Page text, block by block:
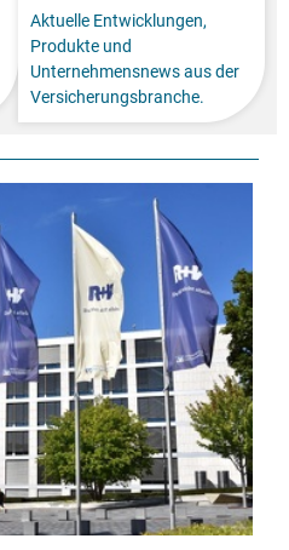
Aktuelle Entwicklungen,
Produkte und
Unternehmensnews aus der
Versicherungsbranche.